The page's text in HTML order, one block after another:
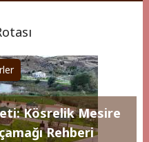
Kösrelik Mesire
Rehberi